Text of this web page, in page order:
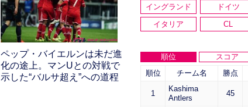
ペップ・バイエルンは未だ進
化の途上。マンUとの対戦で
示した“バルサ超え”への道程
イングランド
ドイツ
イタリア
CL
順位 スコア
順位
チーム名 勝点
1
Kashima
Antlers
45